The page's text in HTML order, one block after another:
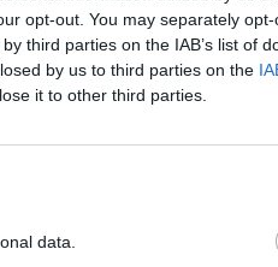
opt-out. You may separately
third parties on the IAB’s list of
by us to third parties on the
it to other third parties.
data.
se manifestant
adolescents. De
nous amène à nous